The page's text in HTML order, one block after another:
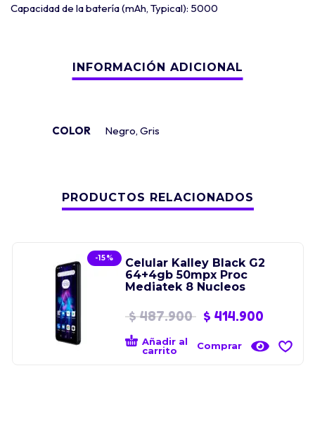
Capacidad de la batería (mAh, Typical): 5000
COLOR Negro, Gris
PRODUCTOS RELACIONADOS
-15%
Celular Kalley Black G2
64+4gb 50mpx Proc
Mediatek 8 Nucleos
$487.900 $ 414.900
Añadir al
carrito
Comprar